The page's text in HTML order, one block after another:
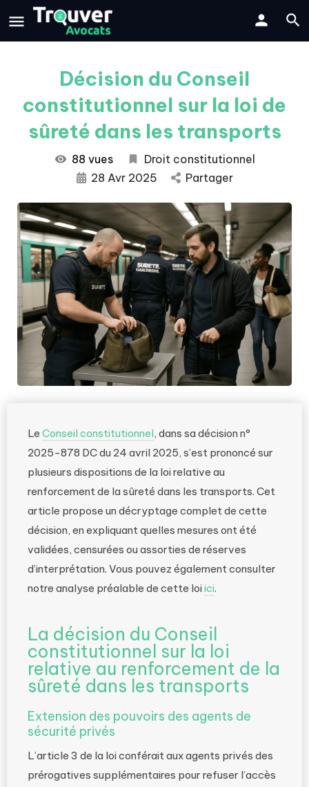
Décision du Conseil
constitutionnel sur la loi de
sûreté dans les transports
88 vues
Droit constitutionnel
28 Avr 2025
Partager
Le Conseil constitutionnel, dans sa décision n°
2025-878 DC du 24 avril 2025, s’est prononcé sur
plusieurs dispositions de la loi relative au
renforcement de la sûreté dans les transports. Cet
article propose un décryptage complet de cette
décision, en expliquant quelles mesures ont été
validées, censurées ou assorties de réserves
d’interprétation. Vous pouvez également consulter
notre analyse préalable de cette loiici.
La décision du Conseil
constitutionnel sur la loi
relative au renforcement de la
sûreté dans les transports
Extension des pouvoirs des agents de
sécurité privés
L’article 3 de la loi conférait aux agents privés des
prérogatives supplémentaires pour refuser l’accès